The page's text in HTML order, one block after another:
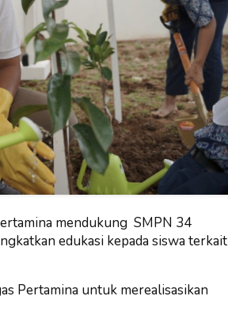
mendukung SMPN 34
edukasi kepada siswa terkait
Pertamina untuk merealisasikan